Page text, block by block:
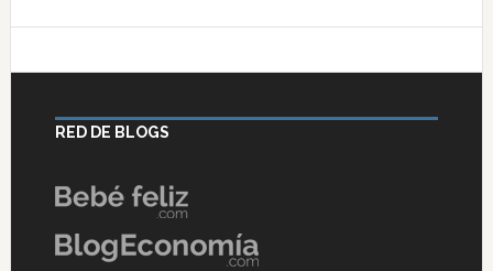
RED DE BLOGS